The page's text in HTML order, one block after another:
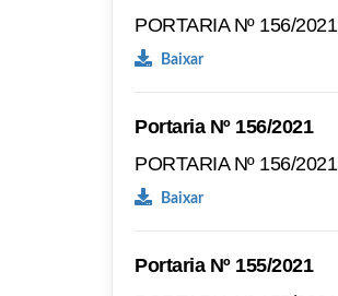
PORTARIA Nº 156/2021
Baixar
Portaria Nº 156/2021
PORTARIA Nº 156/2021
Baixar
Portaria Nº 155/2021